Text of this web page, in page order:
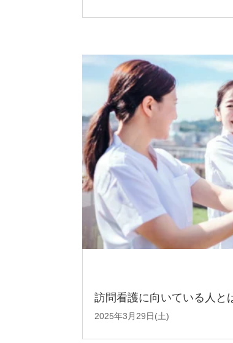
訪問看護に向いている人と
2025年3月29日(土)